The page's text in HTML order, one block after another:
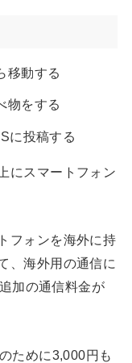
移動する
物をする
に投稿する
にスマートフォン
フォンを海外に持
、海外用の通信に
加の通信料金が
ために3,000円も